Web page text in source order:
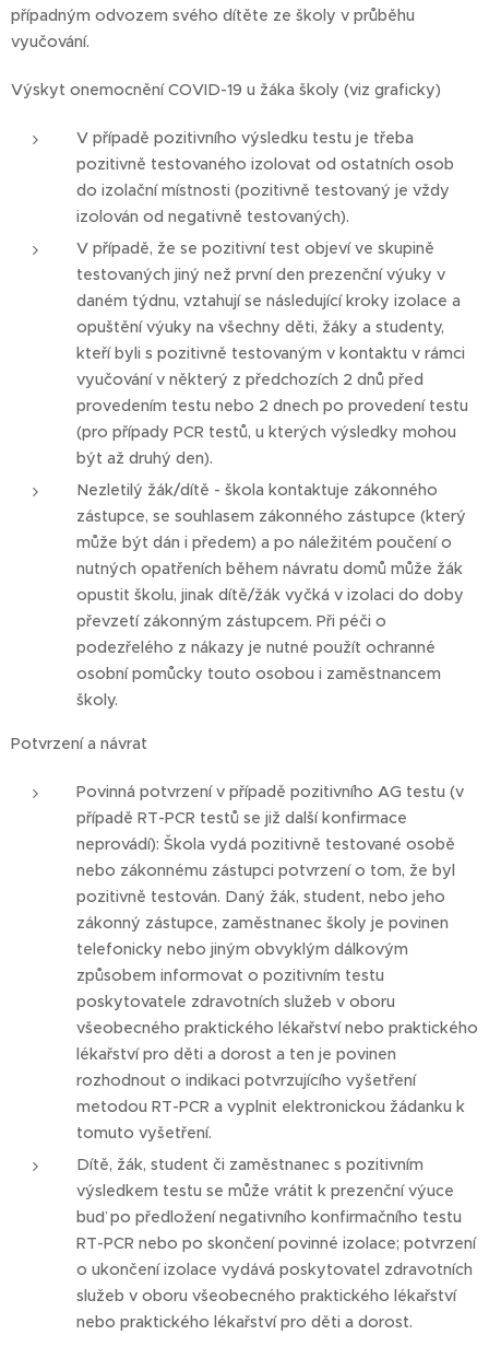
případným odvozem svého dítěte ze školy v průběhu
vyučování.
Výskyt onemocnění COVID-19 u žáka školy (viz graficky)
V případě pozitivního výsledku testu je třeba
pozitivně testovaného izolovat od ostatních osob
do izolační místnosti (pozitivně testovaný je vždy
izolován od negativně testovaných).
V případě, že se pozitivní test objeví ve skupině
testovaných jiný než první den prezenční výuky v
daném týdnu, vztahují se následující kroky izolace a
opuštění výuky na všechny děti, žáky a studenty,
kteří byli s pozitivně testovaným v kontaktu v rámci
vyučování v některý z předchozích 2 dnů před
provedením testu nebo 2 dnech po provedení testu
(pro případy PCR testů, u kterých výsledky mohou
být až druhý den).
Nezletilý žák/dítě - škola kontaktuje zákonného
zástupce, se souhlasem zákonného zástupce (který
může být dán i předem) a po náležitém poučení o
nutných opatřeních během návratu domů může žák
opustit školu, jinak dítě/žák vyčká v izolaci do doby
převzetí zákonným zástupcem. Při péči o
podezřelého z nákazy je nutné použít ochranné
osobní pomůcky touto osobou i zaměstnancem
školy.
Potvrzení a návrat
Povinná potvrzení v případě pozitivního AG testu (v
případě RT-PCR testů se již další konfirmace
neprovádí): Škola vydá pozitivně testované osobě
nebo zákonnému zástupci potvrzení o tom, že byl
pozitivně testován. Daný žák, student, nebo jeho
zákonný zástupce, zaměstnanec školy je povinen
telefonicky nebo jiným obvyklým dálkovým
způsobem informovat o pozitivním testu
poskytovatele zdravotních služeb v oboru
všeobecného praktického lékařství nebo praktického
lékařství pro děti a dorost a ten je povinen
rozhodnout o indikaci potvrzujícího vyšetření
metodou RT-PCR a vyplnit elektronickou žádanku k
tomuto vyšetření.
Dítě, žák, student či zaměstnanec s pozitivním
výsledkem testu se může vrátit k prezenční výuce
buď po předložení negativního konfirmačního testu
RT-PCR nebo po skončení povinné izolace; potvrzení
o ukončení izolace vydává poskytovatel zdravotních
služeb v oboru všeobecného praktického lékařství
nebo praktického lékařství pro děti a dorost.